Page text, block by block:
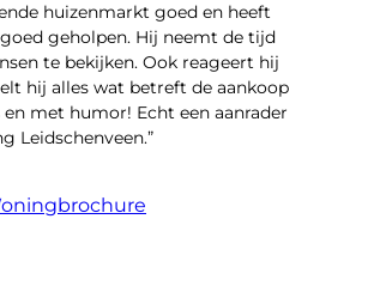
huizenmarkt goed en heeft
geholpen. Hij neemt de tijd
te bekijken. Ook reageert hij
hij alles wat betreft de aankoop
en met humor! Echt een aanrader
Leidschenveen.”